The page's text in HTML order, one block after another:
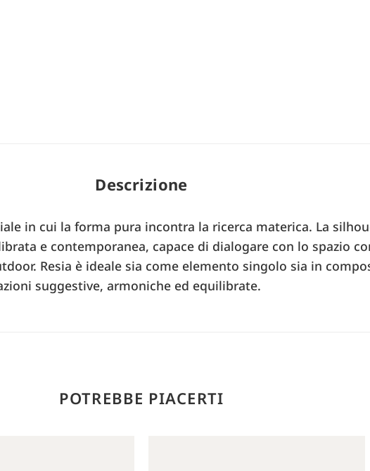
Descrizione
in cui la forma pura incontra la ricerca materica. La
e contemporanea, capace di dialogare con lo spazio
Resia è ideale sia come elemento singolo sia in
suggestive, armoniche ed equilibrate.
POTREBBE PIACERTI